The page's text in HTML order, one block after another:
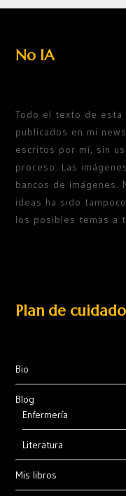
No IA
Todo el texto de esta
publicados en mi
escritos por mí, sin
proceso. Las
bancos de imágenes.
ideas ha sido
los posibles temas a
Plan de
Bio
Blog
Enfermería
Literatura
Mis libros